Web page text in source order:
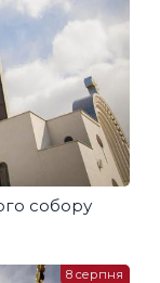
собору
8 серпня